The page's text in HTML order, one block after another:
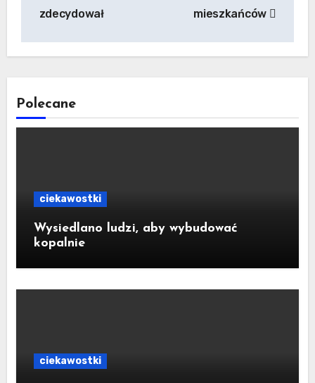
zdecydował
mieszkańców
Polecane
ciekawostki
Wysiedlano ludzi, aby wybudować
kopalnie
ciekawostki